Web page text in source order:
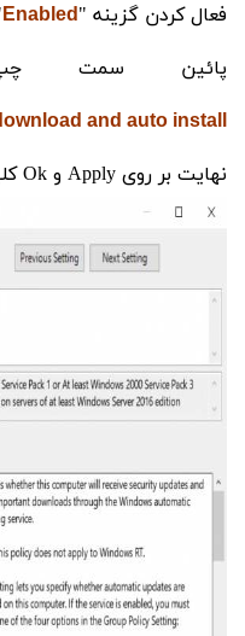
فعال کردن گزینه " Enabled
پائین سمت
and auto install
نهایت بر روی Apply و Ok کلیک نمائید.